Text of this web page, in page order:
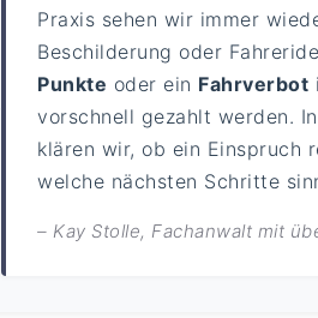
Praxis sehen wir immer
Beschilderung oder
Punkte oder ein Fahrverbot
vorschnell gezahlt werden.
klären wir, ob ein Einspruch
welche nächsten Schritte
– Kay Stolle, Fachanwalt mit